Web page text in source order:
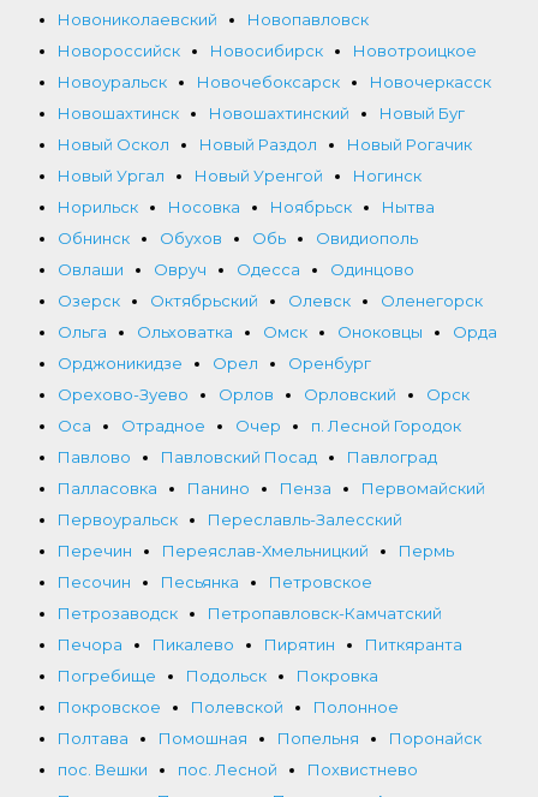
Новониколаевский
Новопавловск
Новороссийск
Новосибирск
Новотроицкое
Новоуральск
Новочебоксарск
Новочеркасск
Новошахтинск
Новошахтинский
Новый Буг
Новый Оскол
Новый Раздол
Новый Рогачик
Новый Ургал
Новый Уренгой
Ногинск
Норильск
Носовка Ноябрьск
Нытва
Обнинск
Обухов Обь
Овидиополь
Овлаши
Овруч Одесса
Одинцово
Озерск
Октябрьский Олевск
Оленегорск
Ольга
Ольховатка Омск Оноковцы
Орда
Орджоникидзе
Орел
Оренбург
Орехово-Зуево
Орлов Орловский
Орск
Оса
Отрадное Очер
п. Лесной Городок
Павлово
Павловский Посад
Павлоград
Палласовка
Панино Пенза
Первомайский
Первоуральск
Переславль-Залесский
Перечин
Переяслав-Хмельницкий
Пермь
Песочин
Песьянка
Петровское
Петрозаводск
Петропавловск-Камчатский
Печора
Пикалево Пирятин
Питкяранта
Погребище
Подольск
Покровка
Покровское
Полевской
Полонное
Полтава
Помошная Попельня
Поронайск
пос. Вешки
пос. Лесной
Похвистнево